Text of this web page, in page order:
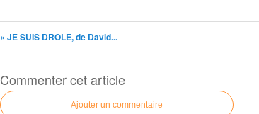
« JE SUIS DROLE, de David...
Commenter cet article
Ajouter un commentaire